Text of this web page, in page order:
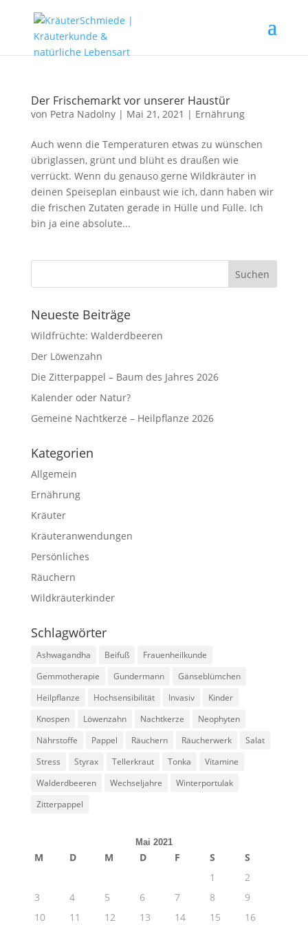
Der Frischemarkt vor unserer Haustür
von Petra Nadolny| Mai 21, 2021 | Ernährung
Auch wenn die Temperaturen etwas zu wünschen
übriglassen, grünt und blüht es draußen wie
verrückt. Wenn du genauso gerne Wildkräuter in
deinen Speiseplan einbaust wie ich, dann haben wir
die frischen Zutaten gerade in Hülle und Fülle. Ich
bin ja eine absolute...
Neueste Beiträge
Wildfrüchte: Walderdbeeren
Der Löwenzahn
Die Zitterpappel – Baum des Jahres 2026
Kalender oder Natur?
Gemeine Nachtkerze – Heilpflanze 2026
Kategorien
Allgemein
Ernährung
Kräuter
Kräuteranwendungen
Persönliches
Räuchern
Wildkräuterkinder
Schlagwörter
Ashwagandha Beifuß
Frauenheilkunde
Gemmotherapie
Gundermann
Gänseblümchen
Heilpflanze
Hochsensibilität Invasiv
Kinder
Knospen
Löwenzahn Nachtkerze
Neophyten
Nährstoffe
Pappel Räuchern Räucherwerk
Salat
Stress
Styrax Tellerkraut Tonka
Vitamine
Walderdbeeren
Wechseljahre
Winterportulak
Zitterpappel
Mai 2021
M D M D F S
S
1
2
3
4 5 6 7 8
9
10
11 12 13 14 15 16